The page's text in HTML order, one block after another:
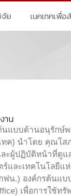
ย เนคเทคเพื่อ
าน
แบบด้านอนุรักษ์พ
ทค) นำโดย คุณโ
ผู้ปฏิบัติหน้าที่ดูแ
ละเทคโนโลยีแ
น.) องค์กรต้นแ
เพื่อการใช้ท